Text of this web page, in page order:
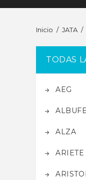
Inicio JATA
TODAS
AEG
ALZA
ARIETE